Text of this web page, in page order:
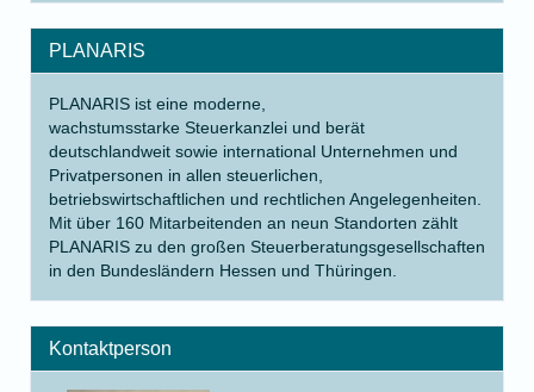
PLANARIS
PLANARIS ist eine moderne,
wachstumsstarke Steuerkanzlei und berät
deutschlandweit sowie international Unternehmen und
Privatpersonen in allen steuerlichen,
betriebswirtschaftlichen und rechtlichen Angelegenheiten.
Mit über 160 Mitarbeitenden an neun Standorten zählt
PLANARIS zu den großen Steuerberatungsgesellschaften
in den Bundesländern Hessen und Thüringen.
Kontaktperson